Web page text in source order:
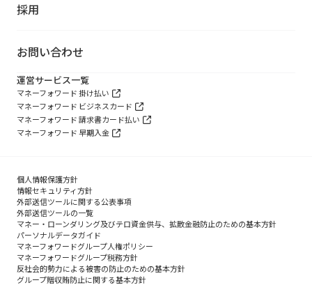
採用
お問い合わせ
運営サービス一覧
マネーフォワード 掛け払い
マネーフォワード ビジネスカード
マネーフォワード 請求書カード払い
マネーフォワード 早期入金
個人情報保護方針
情報セキュリティ方針
外部送信ツールに関する公表事項
外部送信ツールの一覧
マネー・ローンダリング及びテロ資金供与、拡散金融防止のための基本方針
パーソナルデータガイド
マネーフォワードグループ人権ポリシー
マネーフォワードグループ税務方針
反社会的勢力による被害の防止のための基本方針
グループ贈収賄防止に関する基本方針